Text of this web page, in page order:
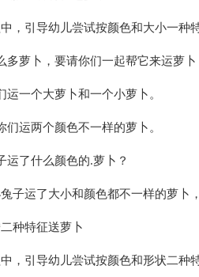
中，引导幼儿尝试按颜色和大小一种
多萝卜，要请你们一起帮它来运萝
运一个大萝卜和一个小萝卜。
们运两个颜色不一样的萝卜。
运了什么颜色的.萝卜？
子运了大小和颜色都不一样的萝卜
种特征送萝卜
中，引导幼儿尝试按颜色和形状二种